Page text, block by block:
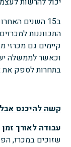
ב15 השנים
התכווננות
קיימים גם
וכאשר לממשלה
בתחרות לספק את
קשה להיכנס
עבודה לאורך זמן
שזוכים במכרז,